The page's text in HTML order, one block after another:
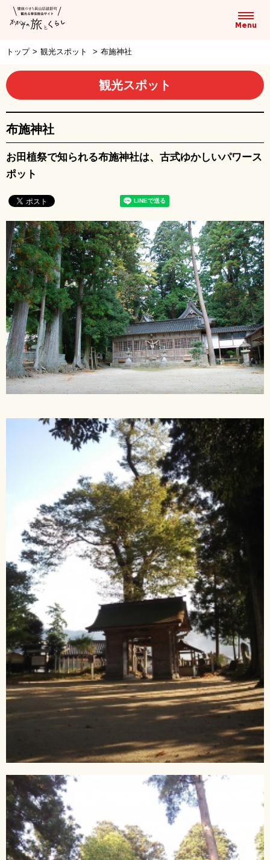
トップ > 観光スポット > 布施神社
観光スポット
布施神社
お田植祭で知られる布施神社は、古式ゆかしいパワース
ポット